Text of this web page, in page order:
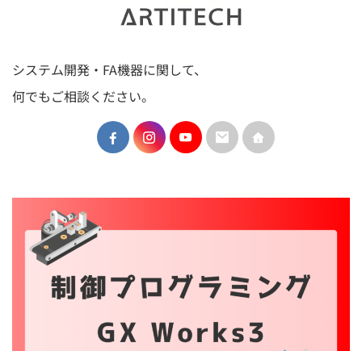
システム開発・FA機器に関して、
何でもご相談ください。